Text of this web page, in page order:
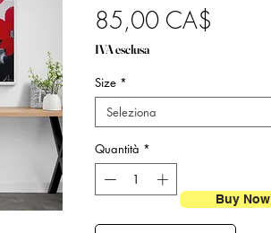
85,00 CA$
IVA esclusa
Size *
Seleziona
Quantità *
Buy Now